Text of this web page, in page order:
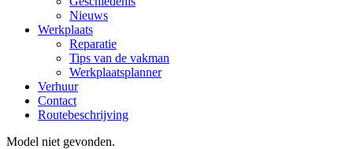
Nieuws
Werkplaats
Reparatie
Tips van de vakman
Werkplaatsplanner
Verhuur
Contact
Routebeschrijving
Model niet gevonden.